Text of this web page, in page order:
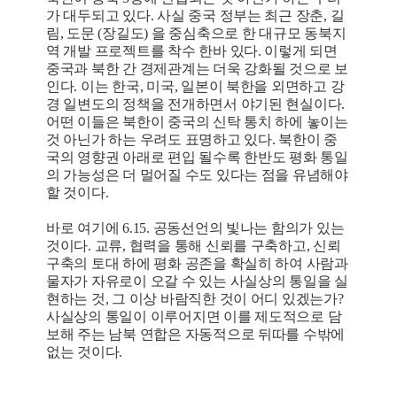
가 대두되고 있다. 사실 중국 정부는 최근 장춘, 길
림, 도문 (장길도) 을 중심축으로 한 대규모 동북지
역 개발 프로젝트를 착수 한바 있다. 이렇게 되면
중국과 북한 간 경제관계는 더욱 강화될 것으로 보
인다. 이는 한국, 미국, 일본이 북한을 외면하고 강
경 일변도의 정책을 전개하면서 야기된 현실이다.
어떤 이들은 북한이 중국의 신탁 통치 하에 놓이는
것 아닌가 하는 우려도 표명하고 있다. 북한이 중
국의 영향권 아래로 편입 될수록 한반도 평화 통일
의 가능성은 더 멀어질 수도 있다는 점을 유념해야
할 것이다.
바로 여기에 6.15. 공동선언의 빛나는 함의가 있는
것이다. 교류, 협력을 통해 신뢰를 구축하고, 신뢰
구축의 토대 하에 평화 공존을 확실히 하여 사람과
물자가 자유로이 오갈 수 있는 사실상의 통일을 실
현하는 것, 그 이상 바람직한 것이 어디 있겠는가?
사실상의 통일이 이루어지면 이를 제도적으로 담
보해 주는 남북 연합은 자동적으로 뒤따를 수밖에
없는 것이다.